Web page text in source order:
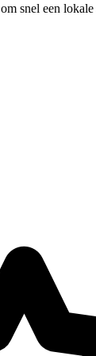
om snel een